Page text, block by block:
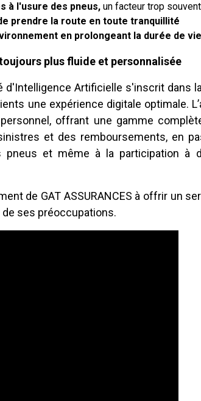
à l'usure des pneus, un facteur trop
prendre la route en toute tranquillité
en prolongeant la durée de
plus fluide et personnalisée
Artificielle s'inscrit dans
une expérience digitale optimale.
offrant une gamme
et des remboursements, en
pneus et même à la participation à
de GAT ASSURANCES à offrir un
ses préoccupations.